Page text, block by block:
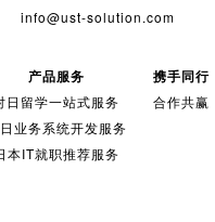
info@ust-solution.com
产品服务
日留学一站式服务
业务系统开发服务
本IT就职推荐服务
携手同行
合作共赢